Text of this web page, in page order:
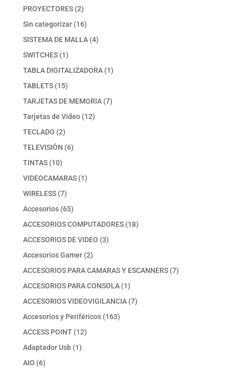
productos
PROYECTORES 22
productos
Sin categorizar 1616
productos
SISTEMA DE MALLA 44
SWITCHES 11
producto
TABLA DIGITALIZADORA 11
TABLETS 1515
productos
TARJETAS DE MEMORIA 77
Tarjetas de Video 1212
TECLADO 22
productos
TELEVISIÓN 66
TINTAS 1010
productos
VIDEOCAMARAS 11
WIRELESS 77
productos
Accesorios 6565
productos
ACCESORIOS COMPUTADORES 1818
ACCESORIOS DE VIDEO 33
Accesorios Gamer 22
productos
ACCESORIOS PARA CAMARAS Y ESCANNERS 77
ACCESORIOS PARA CONSOLA 11
producto
ACCESORIOS VIDEOVIGILANCIA 77
Accesorios y Periféricos 163163
ACCESS POINT 1212
Adaptador Usb 11
AIO 66